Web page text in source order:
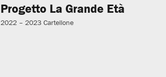
Progetto La Grande Età
2022 – 2023 Cartellone